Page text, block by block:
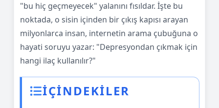
"bu hiç geçmeyecek" yalanını fısıldar. İşte bu
noktada, o sisin içinden bir çıkış kapısı arayan
milyonlarca insan, internetin arama çubuğuna o
hayati soruyu yazar: "Depresyondan çıkmak için
hangi ilaç kullanılır?"
İÇİNDEKİLER